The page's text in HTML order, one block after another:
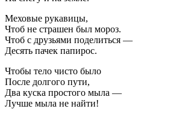
Меховые рукавицы,
Чтоб не страшен был мороз.
Чтоб с друзьями поделиться —
Десять пачек папирос.
Чтобы тело чисто было
После долгого пути,
Два куска простого мыла —
Лучше мыла не найти!